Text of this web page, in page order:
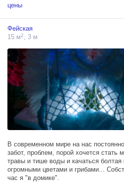
цены
Фейская
15 м2, 3 м
В современном мире на нас постоянно
забот, проблем, порой хочется
травы и тише воды и качаться
огромными цветами и грибами...
час я "в домике".